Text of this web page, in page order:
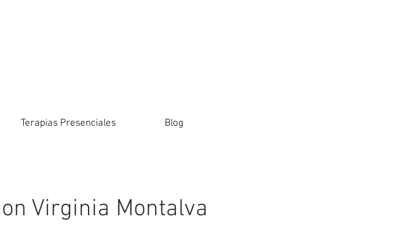
Terapias Presenciales Blog
Virginia Montalva